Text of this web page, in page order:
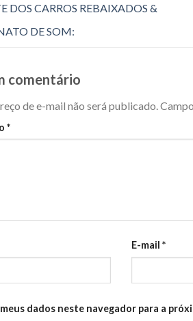
DOS CARROS REBAIXADOS &
DE SOM:
comentário
de e-mail não será publicado.
*
E-mail *
dados neste navegador para a